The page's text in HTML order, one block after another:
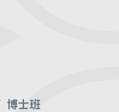
博士班